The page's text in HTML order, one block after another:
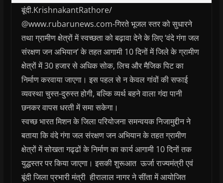
बूंदी.KrishnakantRathore/
@www.rubarunews.com-गिरते भूजल स्तर को सुधारने
तथा ग्रामीण क्षेत्रों में स्वच्छता को बढ़ावा देने के लिए ‘वंदे गंगा जल
संरक्षण जन अभियान’ के तहत आगामी 10 दिनों में जिले के ग्रामीण
क्षेत्रों में 30 हजार से अधिक सोक, लिच और मैजिक पिट का
निर्माण करवाया जाएगा। इस पहल से न केवल गांवों की सफाई
व्यवस्था चुस्त-दुरुस्त होगी, बल्कि व्यर्थ बहने वाला गंदा पानी
छनकर वापस धरती में समा सकेगा।
स्वच्छ भारत मिशन के जिला परियोजना समन्वयक निजामुद्दीन ने
बताया कि वंदे गंगा जल संरक्षण जन अभियान के तहत ग्रामीण
क्षेत्रों में सोखता गढ्ढों के निर्माण का कार्य आगामी 10 दिनों तक
युद्धस्तर पर किया जाएगा। इसकी शुरूआत ऊर्जा राज्‍यमंत्री एवं
बूंदी जिला प्रभारी मंत्री हीरालाल नागर ने सींता में आयोजित